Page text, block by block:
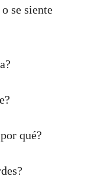
se siente
qué?